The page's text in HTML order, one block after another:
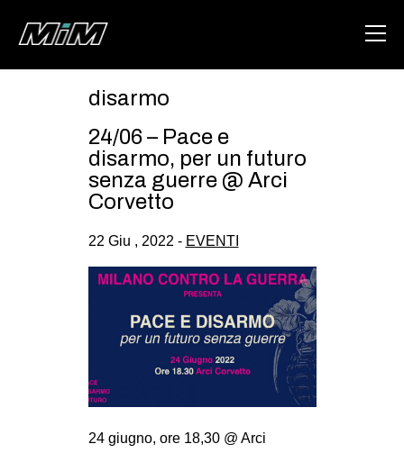
ABOUT
CSOA LAMBRETTA
MSM
STUDENTI TSUNAMI
ZAM
MOBILITAZIONI
disarmo
24/06 – Pace e
disarmo, per un futuro
senza guerre @ Arci
Corvetto
22 Giu , 2022 - EVENTI
24 giugno, ore 18,30 @ Arci